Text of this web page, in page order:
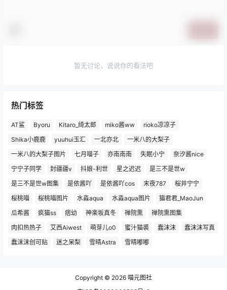
暂无讨论，说说你的看法吧
热门标签
AT鲨 Byoru Kitaro_绮太郎 miko酱ww
rioko凉凉子
Shika小鹿鹿
yuuhui玉汇 一北亦北
一米八的大梨子
一米八的大梨子图片
七月喵子 亦南南南 失眠小宁
奈汐酱nice
宁宁子同学
封疆疆v 抖娘-利世 星之迟迟
是三不是世w
是三不是世w图集
是依酱吖 是依酱吖cos 末夜787
桜井宁宁
桜桃喵
桜桃喵图片 水淼aqua 水淼aqua图片
猫君君_MaoJun
瓜希酱
疯猫ss 痞幼 神楽坂真冬 禅院熏
禅院熏图集
肉扣热热子
艾西Aiwest 萌芽儿o0 蜜汁猫裘 蠢沫沫
蠢沫沫写真
蠢沫沫创可贴
迷之呆梨 雪晴Astra 雪晴嘟嘟
Copyright © 2026 喵元图社